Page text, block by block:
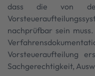
dass die von
nachprüfbar sein
Vorsteueraufteilung
Sachgerechtigkeit,